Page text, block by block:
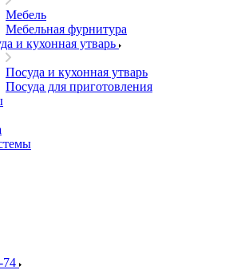
Мебель
Мебельная фурнитура
и кухонная утварь
Посуда и кухонная утварь
Посуда для приготовления
74